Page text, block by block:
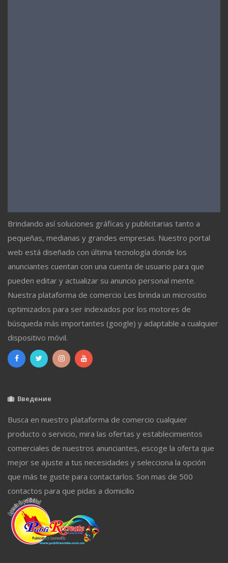
Brindando así soluciones gráficas y publicitarias tanto a
pequeñas, medianas y grandes empresas. Nuestro portal
web está diseñado con última tecnología donde los
anunciantes cuentan con una cuenta de usuario para que
pueden editar y actualizar su anuncio personal mente.
Nuestra plataforma de comercio Les brinda un micrositio
optimizados para ser indexados por los motores de
búsqueda más importantes (google) y adaptable a cualquier
dispositivo móvil.
Введение
Busca en nuestro plataforma de comercio cualquier
producto o servicio, mira las ofertas y establecimientos
comerciales de nuestros anunciantes, escoge la oferta que
mejor se ajuste a tus necesidades y selecciona la opción
que más te guste para contactarlos. Son mas de 500
contactos para que pidas a domicilio